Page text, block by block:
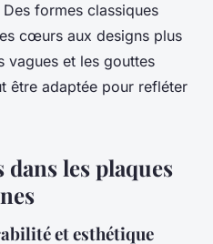
formes classiques
cœurs aux designs plus
vagues et les gouttes
être adaptée pour refléter
les plaques
et esthétique